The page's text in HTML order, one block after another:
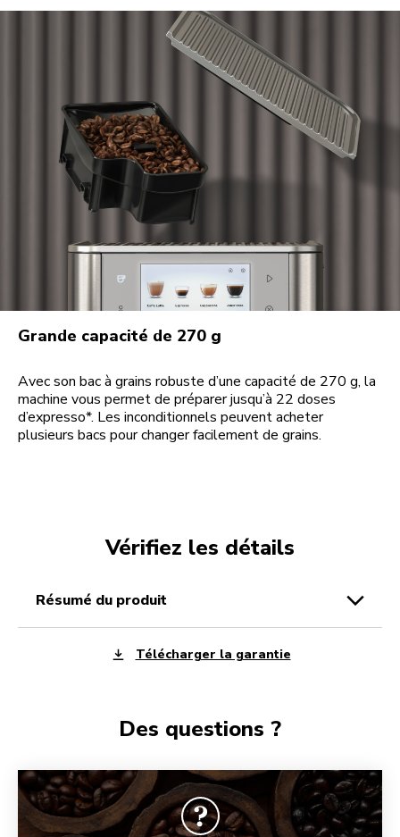
Grande capacité de 270 g
Avec son bac à grains robuste d’une capacité de 270 g, la
machine vous permet de préparer jusqu’à 22 doses
d’expresso*. Les inconditionnels peuvent acheter
plusieurs bacs pour changer facilement de grains.
Vérifiez les détails
résumé du produit
Télécharger la garantie
Des questions ?